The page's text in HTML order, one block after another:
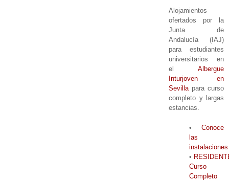
Alojamientos
ofertados por la
Junta de
Andalucía (IAJ)
para estudiantes
universitarios en
el Albergue
Inturjoven en
Sevilla para curso
completo y largas
estancias.
• Conoce
las
instalaciones
•
Curso
Completo